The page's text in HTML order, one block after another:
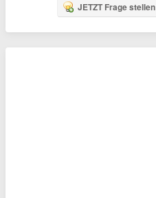
JETZT Frage stellen